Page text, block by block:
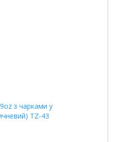
з чарками у
TZ-43